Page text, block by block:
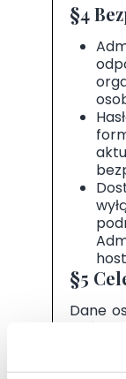
§4
§5
Dane
być